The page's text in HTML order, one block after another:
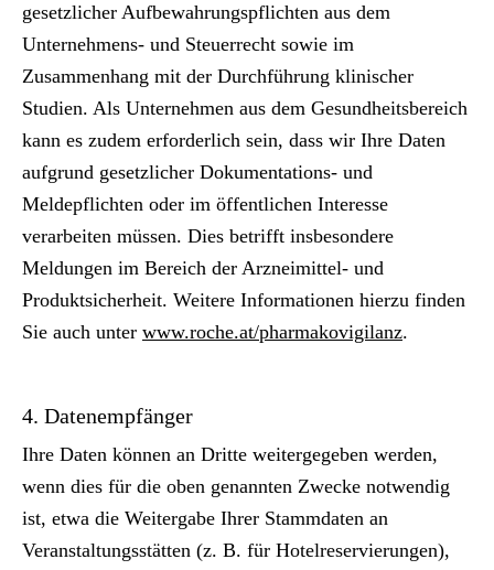
gesetzlicher Aufbewahrungspflichten aus dem
Unternehmens- und Steuerrecht sowie im
Zusammenhang mit der Durchführung klinischer
Studien. Als Unternehmen aus dem Gesundheitsbereich
kann es zudem erforderlich sein, dass wir Ihre Daten
aufgrund gesetzlicher Dokumentations- und
Meldepflichten oder im öffentlichen Interesse
verarbeiten müssen. Dies betrifft insbesondere
Meldungen im Bereich der Arzneimittel- und
Produktsicherheit. Weitere Informationen hierzu finden
Sie auch unter www.roche.at/pharmakovigilanz.
4. Datenempfänger
Ihre Daten können an Dritte weitergegeben werden,
wenn dies für die oben genannten Zwecke notwendig
ist, etwa die Weitergabe Ihrer Stammdaten an
Veranstaltungsstätten (z. B. für Hotelreservierungen),